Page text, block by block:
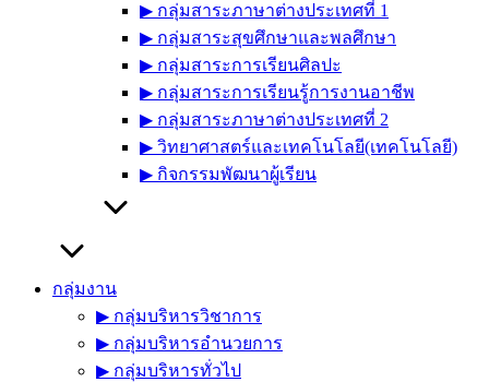
▶︎ กลุ่มสาระภาษาต่างประเทศที่ 1
▶︎ กลุ่มสาระสุขศึกษาและพลศึกษา
▶︎ กลุ่มสาระการเรียนศิลปะ
▶︎ กลุ่มสาระการเรียนรู้การงานอาชีพ
▶︎ กลุ่มสาระภาษาต่างประเทศที่ 2
▶︎ วิทยาศาสตร์และเทคโนโลยี(เทคโนโลยี)
▶︎ กิจกรรมพัฒนาผู้เรียน
กลุ่มงาน
▶︎ กลุ่มบริหารวิชาการ
▶︎ กลุ่มบริหารอำนวยการ
▶︎ กลุ่มบริหารทั่วไป